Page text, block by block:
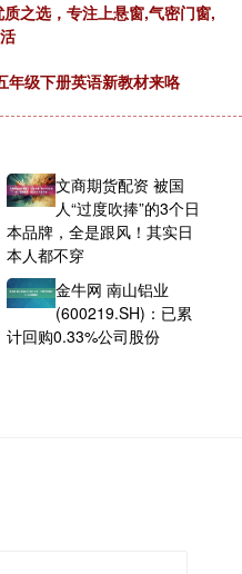
之选，专注上悬窗,气密门窗,
年级下册英语新教材来咯
文商期货配资 被国
人“过度吹捧”的3个日
本品牌，全是跟风！其实日
本人都不穿
金牛网 南山铝业
(600219.SH)：已累
计回购0.33%公司股份